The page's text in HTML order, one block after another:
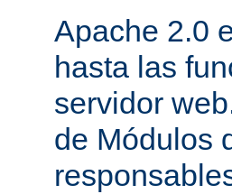
Apache 2.0
hasta las
servidor
de Módulos